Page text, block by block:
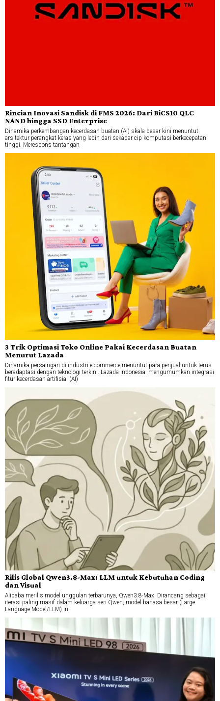
Rincian Inovasi Sandisk di FMS 2026: Dari BiCS10 QLC
NAND hingga SSD Enterprise
Dinamika perkembangan kecerdasan buatan (AI) skala besar kini menuntut
arsitektur perangkat keras yang lebih dari sekadar cip komputasi berkecepatan
tinggi. Merespons tantangan
3 Trik Optimasi Toko Online Pakai Kecerdasan Buatan
Menurut Lazada
Dinamika persaingan di industri e-commerce menuntut para penjual untuk terus
beradaptasi dengan teknologi terkini. Lazada Indonesia mengumumkan integrasi
fitur kecerdasan artifisial (AI)
Rilis Global Qwen3.8-Max: LLM untuk Kebutuhan Coding
dan Visual
Alibaba merilis model unggulan terbarunya, Qwen3.8-Max. Dirancang sebagai
iterasi paling masif dalam keluarga seri Qwen, model bahasa besar (Large
Language Model/LLM) ini